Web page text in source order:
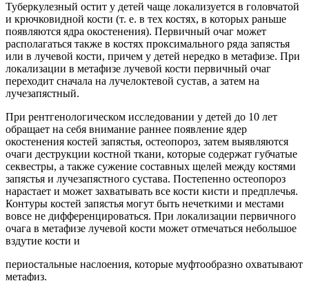
Туберкулезный остит у детей чаще локализуется в головчатой
и крючковидной кости (т. е. в тех костях, в которых раньше
появляются ядра окостенения). Первичный очаг может
располагаться также в костях проксимального ряда запястья
или в лучевой кости, причем у детей нередко в метафизе. При
локализации в метафизе лучевой кости первичный очаг
переходит сначала на лучелоктевой сустав, а затем на
лучезапястный.
При рентгенологическом исследовании у детей до 10 лет
обращает на себя внимание раннее появление ядер
окостенения костей запястья, остеопороз, затем выявляются
очаги деструкции костной ткани, которые содержат губчатые
секвестры, а также сужение составных щелей между костями
запястья и лучезапястного сустава. Постепенно остеопороз
нарастает и может захватывать все кости кисти и предплечья.
Контуры костей запястья могут быть нечеткими и местами
вовсе не дифференцироваться. При локализации первичного
очага в метафизе лучевой кости может отмечаться небольшое
вздутие кости и
периостальные наслоения, которые муфтообразно охватывают
метафиз.